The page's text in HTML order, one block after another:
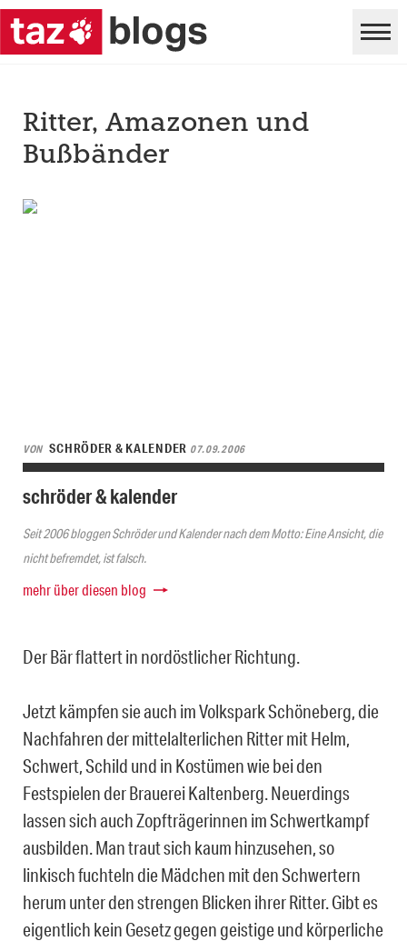
Ritter, Amazonen und
Bußbänder
VON SCHRÖDER & KALENDER 07.09.2006
schröder & kalender
Seit 2006 bloggen Schröder und Kalender nach dem Motto: Eine Ansicht, die
nicht befremdet, ist falsch.
mehr über diesen blog
Der Bär flattert in nordöstlicher Richtung.
Jetzt kämpfen sie auch im Volkspark Schöneberg, die
Nachfahren der mittelalterlichen Ritter mit Helm,
Schwert, Schild und in Kostümen wie bei den
Festspielen der Brauerei Kaltenberg. Neuerdings
lassen sich auch Zopfträgerinnen im Schwertkampf
ausbilden. Man traut sich kaum hinzusehen, so
linkisch fuchteln die Mädchen mit den Schwertern
herum unter den strengen Blicken ihrer Ritter. Gibt es
eigentlich kein Gesetz gegen geistige und körperliche